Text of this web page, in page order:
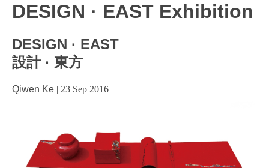
DESIGN · EAST Exhibition
DESIGN · EAST
設計 · 東方
Qiwen Ke | 23 Sep 2016